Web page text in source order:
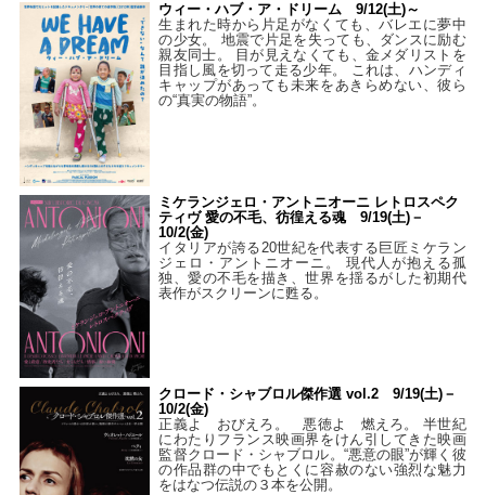
ウィー・ハブ・ア・ドリーム 9/12(土)～
生まれた時から片足がなくても、バレエに夢中
の少女。 地震で片足を失っても、ダンスに励む
親友同士。 目が見えなくても、金メダリストを
目指し風を切って走る少年。 これは、ハンディ
キャップがあっても未来をあきらめない、彼ら
の“真実の物語”。
ミケランジェロ・アントニオーニ レトロスペク
ティヴ 愛の不毛、彷徨える魂 9/19(土)－
10/2(金)
イタリアが誇る20世紀を代表する巨匠ミケラン
ジェロ・アントニオーニ。 現代人が抱える孤
独、愛の不毛を描き、世界を揺るがした初期代
表作がスクリーンに甦る。
クロード・シャブロル傑作選 vol.2 9/19(土)－
10/2(金)
正義よ おびえろ。 悪徳よ 燃えろ。 半世紀
にわたりフランス映画界をけん引してきた映画
監督クロード・シャブロル。“悪意の眼”が輝く彼
の作品群の中でもとくに容赦のない強烈な魅力
をはなつ伝説の３本を公開。